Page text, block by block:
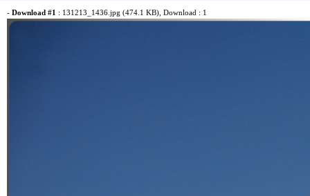
- Download #1 : 131213_1436.jpg (474.1 KB) , Download : 1